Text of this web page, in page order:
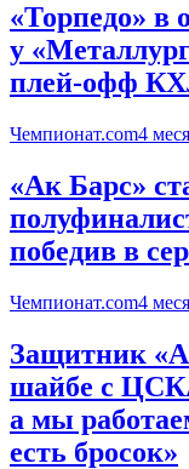
«Торпедо» в
у
плей-офф
Чемпионат.com4
«Ак Барс»
победив в
Чемпионат.com4
Защитник
шайбе с
а мы
есть бросок»